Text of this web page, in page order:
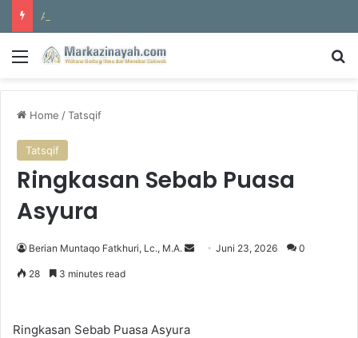
Al-Hajun
Menu
Home /Tatsqif
Tatsqif
Ringkasan Sebab Puasa
Asyura
Berian Muntaqo Fatkhuri, Lc., M.A. Juni 23, 2026 0
28 3 minutes read
Ringkasan Sebab Puasa Asyura